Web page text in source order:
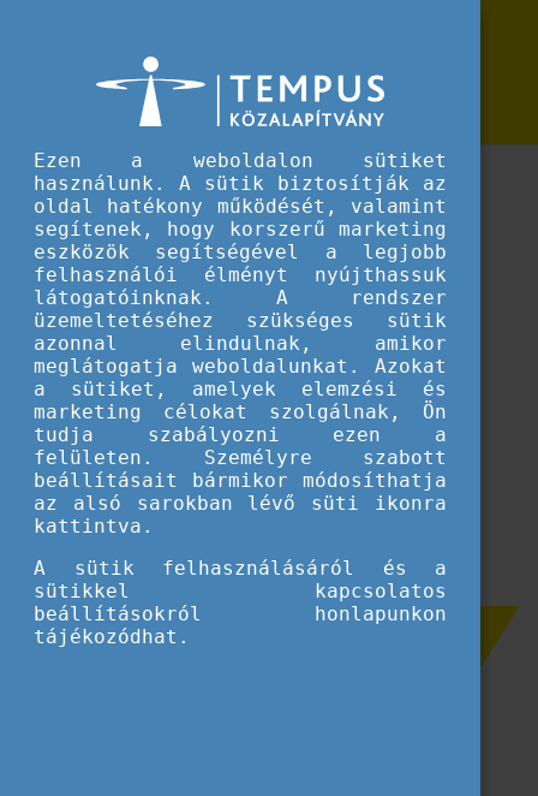
Szakértői tanulmányok
Hasznos anyagok, tanulmányok
Betöltés...
Szűrés
Ezen a weboldalon sütiket
használunk. A sütik biztosítják az
oldal hatékony működését, valamint
segítenek, hogy korszerű marketing
eszközök segítségével a legjobb
felhasználói élményt nyújthassuk
látogatóinknak. A rendszer
üzemeltetéséhez szükséges sütik
azonnal elindulnak, amikor
meglátogatja weboldalunkat. Azokat
a sütiket, amelyek elemzési és
marketing célokat szolgálnak, Ön
tudja szabályozni ezen a
felületen. Személyre szabott
beállításait bármikor módosíthatja
az alsó sarokban lévő süti ikonra
kattintva.
A sütik felhasználásáról és a
sütikkel kapcsolatos
beállításokról honlapunkon
tájékozódhat.